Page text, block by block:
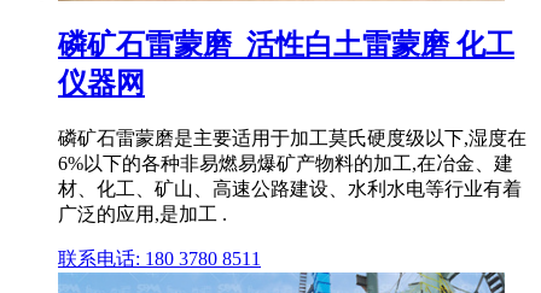
磷矿石雷蒙磨_活性白土雷蒙磨 化工
仪器网
磷矿石雷蒙磨是主要适用于加工莫氏硬度级以下,湿度在
6%以下的各种非易燃易爆矿产物料的加工,在冶金、建
材、化工、矿山、高速公路建设、水利水电等行业有着
广泛的应用,是加工 .
联系电话: 180 3780 8511